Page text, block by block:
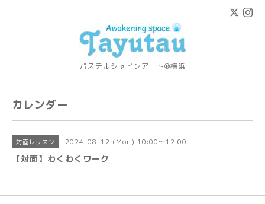
パステルシャインアート®横浜
カレンダー
対面レッスン 2024-08-12 (Mon) 10:00～12:00
【対面】わくわくワーク